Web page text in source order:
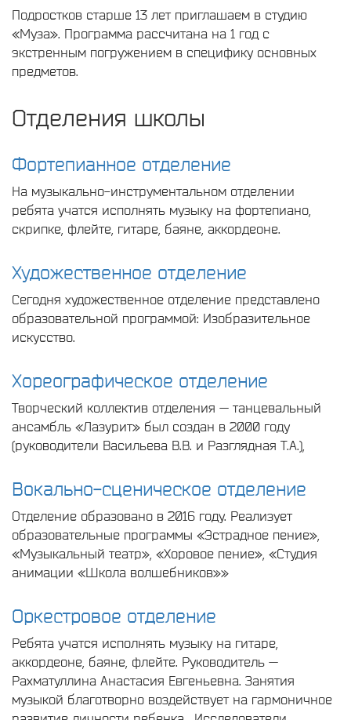
Подростков старше 13 лет приглашаем в студию
«Муза». Программа рассчитана на 1 год с
экстренным погружением в специфику основных
предметов.
Отделения школы
Фортепианное отделение
На музыкально-инструментальном отделении
ребята учатся исполнять музыку на фортепиано,
скрипке, флейте, гитаре, баяне, аккордеоне.
Художественное отделение
Сегодня художественное отделение представлено
образовательной программой: Изобразительное
искусство.
Хореографическое отделение
Творческий коллектив отделения — танцевальный
ансамбль «Лазурит» был создан в 2000 году
(руководители Васильева В.В. и Разглядная Т.А.),
Вокально-сценическое отделение
Отделение образовано в 2016 году. Реализует
образовательные программы «Эстрадное пение»,
«Музыкальный театр», «Хоровое пение», «Студия
анимации «Школа волшебников»»
Оркестровое отделение
Ребята учатся исполнять музыку на гитаре,
аккордеоне, баяне, флейте. Руководитель —
Рахматуллина Анастасия Евгеньевна. Занятия
музыкой благотворно воздействует на гармоничное